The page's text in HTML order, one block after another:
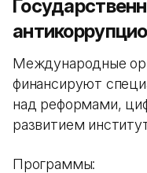
Международные
финансируют
над реформами,
развитием
Программы: